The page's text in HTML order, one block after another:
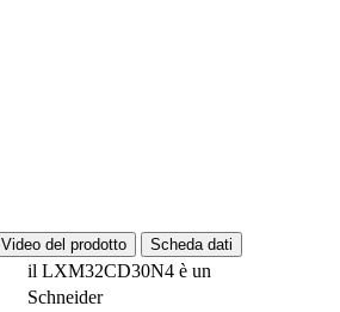
Video del prodotto Scheda dati
il LXM32CD30N4 è un
Schneider